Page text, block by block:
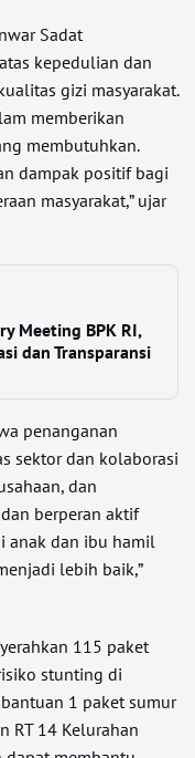
Sadat
kepedulian dan
gizi masyarakat.
memberikan
membutuhkan.
dampak positif bagi
masyarakat,” ujar
Meeting BPK RI,
dan Transparansi
penanganan
sektor dan kolaborasi
dan
berperan aktif
anak dan ibu hamil
lebih baik,”
115 paket
stunting di
1 paket sumur
RT 14 Kelurahan